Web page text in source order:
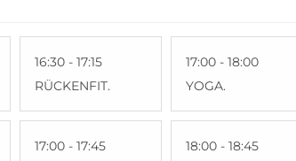
16:30 - 17:15
RÜCKENFIT.
17:00 - 17:45
17:00 - 18:00
YOGA.
18:00 - 18:45